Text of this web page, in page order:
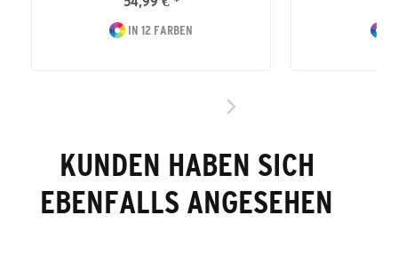
IN 12 FARBEN
KUNDEN HABEN SICH
EBENFALLS ANGESEHEN